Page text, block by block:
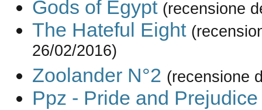
Gods of Egypt (recensione
The Hateful Eight
26/02/2016)
Zoolander N°2 (recensione
Ppz - Pride and